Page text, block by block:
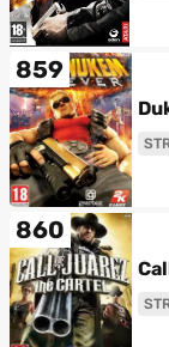
859
860